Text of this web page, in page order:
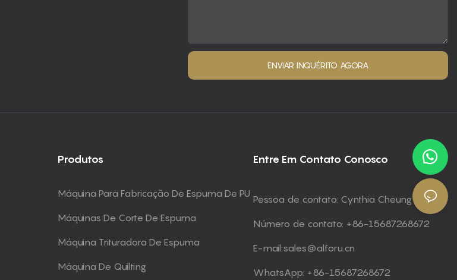
ENVIAR INQUÉRITO AGORA
Produtos
Máquina Para Fabricação De Espuma De PU
Máquinas De Corte De Espuma
Máquina Trituradora De Espuma
Máquina De Quilting
Entre Em Contato Conosco
Pessoa de contato: Cynthia Cheung
Número de contato: +86-15687268672
E-mail:sales@alforu.cn
WhatsApp: +86-15687268672